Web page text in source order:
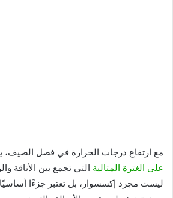
مع ارتفاع درجات الحرارة في فصل الصيف،
على الغترة المثالية التي تجمع بين الأناقة
ليست مجرد إكسسوار، بل تعتبر جزءًا